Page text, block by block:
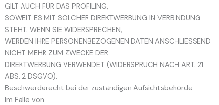
GILT AUCH FÜR DAS PROFILING,
SOWEIT ES MIT SOLCHER DIREKTWERBUNG IN VERBINDUNG
STEHT. WENN SIE WIDERSPRECHEN,
WERDEN IHRE PERSONENBEZOGENEN DATEN ANSCHLIESSEND
NICHT MEHR ZUM ZWECKE DER
DIREKTWERBUNG VERWENDET (WIDERSPRUCH NACH ART. 21
ABS. 2 DSGVO).
Beschwerde­recht bei der zuständigen Aufsichts­behörde
Im Falle von